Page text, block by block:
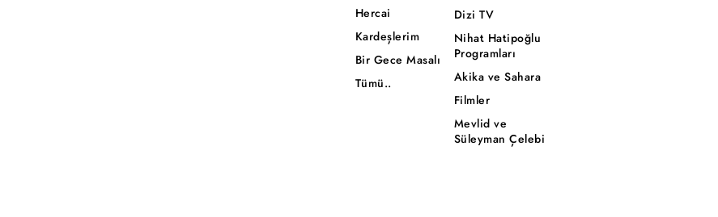
Hercai
Kardeşlerim
Bir Gece Masalı
Tümü..
Dizi TV
Nihat Hatipoğlu
Programları
Akika ve Sahara
Filmler
Mevlid ve
Süleyman Çelebi